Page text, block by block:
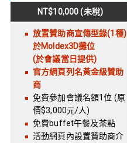
NT$10,000 (未稅)
放置贊助商宣傳型錄(1種)
於Moldex3D攤位
(於會議當日提供)
官方網頁列名黃金級贊助
商
免費參加會議名額1位 (原
價$3,000元/人)
免費buffet午餐及茶點
活動網頁內設置贊助商介